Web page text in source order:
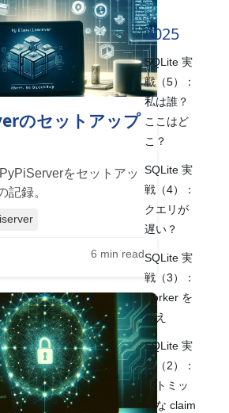
のセットアップ
をセットアッ
記録。
6 min read
2025
SQLite 実
戦（5）：
私は誰？
ここはど
こ？
SQLite 実
戦（4）：
クエリが
遅い？
SQLite 実
戦（3）：
worker を
救え
SQLite 実
装（2）：
アトミッ
クな claim